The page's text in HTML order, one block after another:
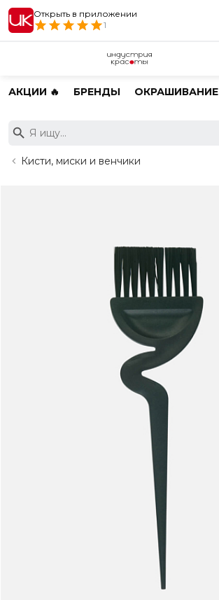
Открыть в приложении
1
АКЦИИ 🔥 БРЕНДЫ ОКРАШИВАНИЕ
Кисти, миски и венчики